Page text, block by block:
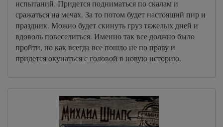
испытаний. Придется подниматься по скалам и
сражаться на мечах. За то потом будет настоящий пир и
праздник. Можно будет скинуть груз тяжелых дней и
вдоволь повеселиться. Именно так все должно было
пройти, но как всегда все пошло не по праву и
придется окунаться с головой в новую историю.